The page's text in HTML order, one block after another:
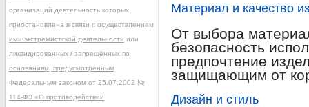
Материал и качество
От выбора
безопасность
предпочтение
защищающим от
Дизайн и стиль
организаций деятельность которых
приостановлена в связи с осуществлением
ими экстремистской деятельности или
ликвидированных / запрещённых по
основаниям, предусмотренным
Федеральным законом от 25.07.2002 №
114-ФЗ «О противодействии